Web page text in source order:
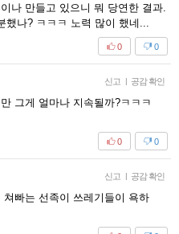
나 만들고 있으니 뭐 당연한 결과.
했나? ㅋㅋㅋ 노력 많이 했네...
0
0
신고 | 공감 확인
그게 얼마나 지속될까?ㅋㅋㅋ
0
0
신고 | 공감 확인
빠는 선족이 쓰레기들이 욕하